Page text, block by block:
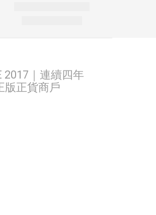
2017｜連續四年
版正貨商戶